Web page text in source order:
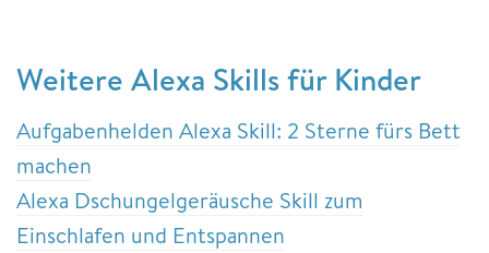
Weitere Alexa Skills für Kinder
Aufgabenhelden Alexa Skill: 2 Sterne fürs Bett
machen
Alexa Dschungelgeräusche Skill zum
Einschlafen und Entspannen